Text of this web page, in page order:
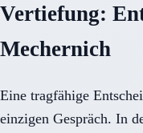
Vertiefung:
Mechernich
Eine tragfähige
einzigen Gespräch. In